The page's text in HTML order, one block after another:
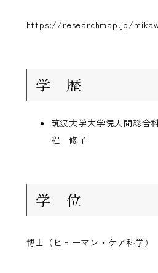
https://researchmap.jp/
学 歴
筑波大学大学院人間総
程 修了
学 位
博士（ヒューマン・ケア科学）